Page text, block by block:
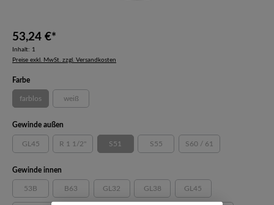
53,24 €*
Inhalt: 1
Preise exkl. MwSt. zzgl. Versandkosten
Farbeauswählen
farblos(Diese Option ist zurzeit nicht verfügbar.)
weiß(Diese Option ist zurzeit nicht verfügbar.)
Gewinde außen
GL45(Diese Option ist zurzeit nicht verfügbar.)
R 1 1/2"(Diese Option ist zurzeit nicht verfügbar.)
S51(Diese Option ist zurzeit nicht verfügbar.)
S55(Diese Option ist zurzeit nicht
S60 / 61(Diese Option ist zurzeit
Gewinde innen
53B(Diese Option ist zurzeit nicht verfügbar.)
B63(Diese Option ist zurzeit nicht verfügbar.)
GL32(Diese Option ist zurzeit nicht verfügbar.)
GL38(Diese Option ist zurzeit nicht
GL45(Diese Option ist zurzeit